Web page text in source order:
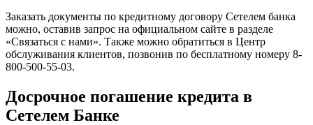
Заказать документы по кредитному договору Сетелем банка
можно, оставив запрос на официальном сайте в разделе
«Связаться с нами». Также можно обратиться в Центр
обслуживания клиентов, позвонив по бесплатному номеру 8-
800-500-55-03.
Досрочное погашение кредита в
Сетелем Банке